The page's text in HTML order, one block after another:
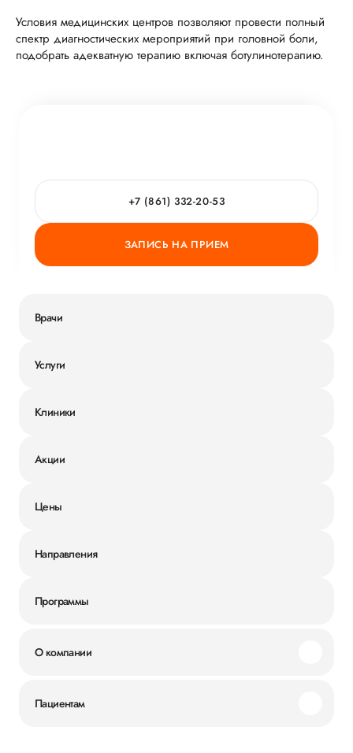
Условия медицинских центров позволяют провести полный
спектр диагностических мероприятий при головной боли,
подобрать адекватную терапию включая ботулинотерапию.
+7 (861) 332-20-53
ЗАПИСЬ НА ПРИЕМ
Врачи
Услуги
Клиники
Акции
Цены
Направления
Программы
О компании
Пациентам